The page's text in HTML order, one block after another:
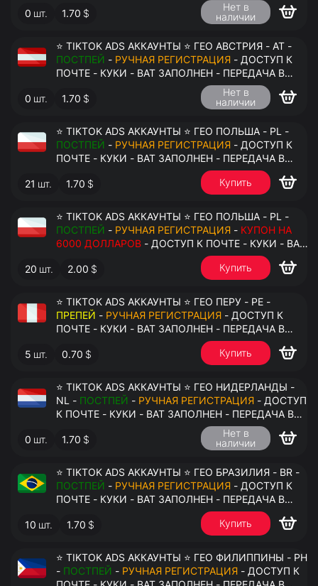
0 шт. 1.70 $
Нет в
наличии
⭐ TIKTOK ADS АККАУНТЫ ⭐ ГЕО АВСТРИЯ - AT -
ПОСТПЕЙ - РУЧНАЯ РЕГИСТРАЦИЯ - ДОСТУП К
ПОЧТЕ - КУКИ - ВАТ ЗАПОЛНЕН - ПЕРЕДАЧА В
0 шт. 1.70 $
Нет в
наличии
⭐ TIKTOK ADS АККАУНТЫ ⭐ ГЕО ПОЛЬША - PL -
ПОСТПЕЙ - РУЧНАЯ РЕГИСТРАЦИЯ - ДОСТУП К
ПОЧТЕ - КУКИ - ВАТ ЗАПОЛНЕН - ПЕРЕДАЧА В
21 шт. 1.70 $ Купить
⭐ TIKTOK ADS АККАУНТЫ ⭐ ГЕО ПОЛЬША - PL -
ПОСТПЕЙ - РУЧНАЯ РЕГИСТРАЦИЯ - КУПОН НА
6000 ДОЛЛАРОВ - ДОСТУП К ПОЧТЕ - КУКИ - ВАТ
ЗАПОЛНЕН - ПЕРЕДАЧА В АНТИДЕТЕКТ
20 шт. 2.00 $ Купить
⭐ TIKTOK ADS АККАУНТЫ ⭐ ГЕО ПЕРУ - PE -
ПРЕПЕЙ - РУЧНАЯ РЕГИСТРАЦИЯ - ДОСТУП К
ПОЧТЕ - КУКИ - ВАТ ЗАПОЛНЕН - ПЕРЕДАЧА В
5 шт. 0.70 $ Купить
⭐ TIKTOK ADS АККАУНТЫ ⭐ ГЕО НИДЕРЛАНДЫ -
NL - ПОСТПЕЙ - РУЧНАЯ РЕГИСТРАЦИЯ - ДОСТУП
К ПОЧТЕ - КУКИ - ВАТ ЗАПОЛНЕН - ПЕРЕДАЧА В
0 шт. 1.70 $
Нет в
наличии
⭐ TIKTOK ADS АККАУНТЫ ⭐ ГЕО БРАЗИЛИЯ - BR -
ПОСТПЕЙ - РУЧНАЯ РЕГИСТРАЦИЯ - ДОСТУП К
ПОЧТЕ - КУКИ - ВАТ ЗАПОЛНЕН - ПЕРЕДАЧА В
10 шт. 1.70 $ Купить
⭐ TIKTOK ADS АККАУНТЫ ⭐ ГЕО ФИЛИППИНЫ - PH
- ПОСТПЕЙ - РУЧНАЯ РЕГИСТРАЦИЯ - ДОСТУП К